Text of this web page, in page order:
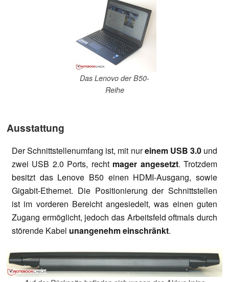
Das Lenovo der B50-
Reihe
Ausstattung
Der Schnittstellenumfang ist, mit nureinem USB 3.0und
zwei USB 2.0 Ports, recht mager angesetzt. Trotzdem
besitzt das Lenove B50 einen HDMI-Ausgang, sowie
Gigabit-Ethernet. Die Positionierung der Schnittstellen
ist im vorderen Bereicht angesiedelt, was einen guten
Zugang ermöglicht, jedoch das Arbeitsfeld oftmals durch
störende Kabel unangenehm einschränkt.